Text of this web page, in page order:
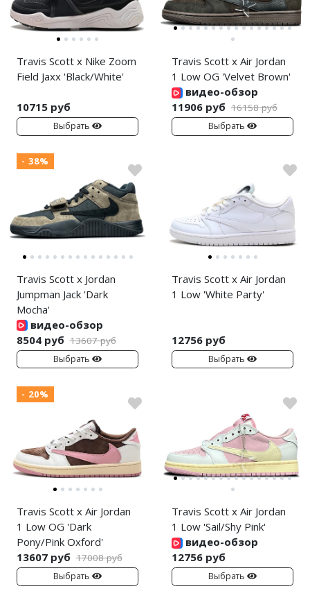
Travis Scott x Nike Zoom
Field Jaxx 'Black/White'
10715 руб
Выбрать
Travis Scott x Air Jordan
1 Low OG 'Velvet Brown'
видео-обзор
11906 руб 16158 руб
Выбрать
- 38%
Travis Scott x Jordan
Jumpman Jack 'Dark
Mocha'
видео-обзор
8504 руб 13607 руб
Выбрать
Travis Scott x Air Jordan
1 Low 'White Party'
12756 руб
Выбрать
- 20%
Travis Scott x Air Jordan
1 Low OG 'Dark
Pony/Pink Oxford'
13607 руб 17008 руб
Выбрать
Travis Scott x Air Jordan
1 Low 'Sail/Shy Pink'
видео-обзор
12756 руб
Выбрать
Nike PG
Nike Kobe
Nike Uptempo